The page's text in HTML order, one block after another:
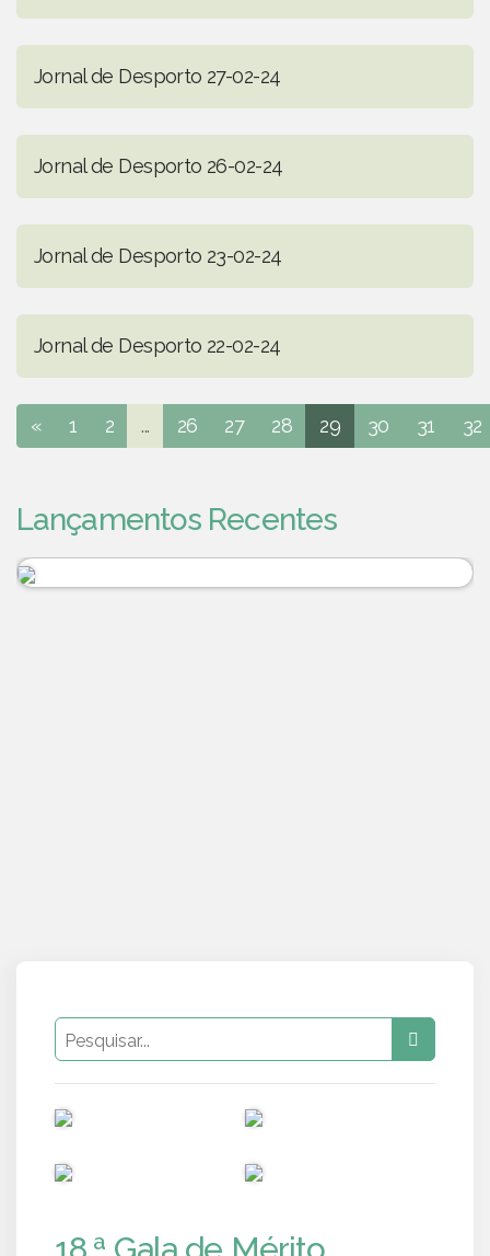
Jornal de Desporto 27-02-24
Jornal de Desporto 26-02-24
Jornal de Desporto 23-02-24
Jornal de Desporto 22-02-24
« 1 2 ... 26 27 28 29 30 31 32
Lançamentos Recentes